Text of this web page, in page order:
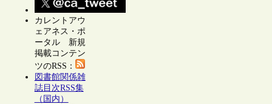
カレントアウ
ェアネス・ポ
ータル 新規
掲載コンテン
ツのRSS：
図書館関係雑
誌目次RSS集
（国内）